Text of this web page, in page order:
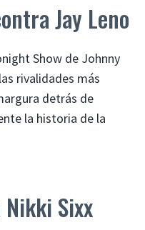
Jay Leno
Show de Johnny
rivalidades más
detrás de
la historia de la
Nikki Sixx